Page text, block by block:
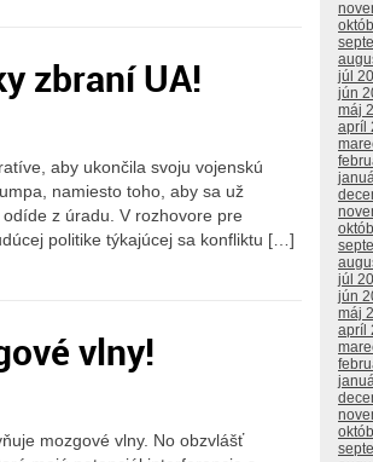
zbraní UA!
aby ukončila svoju vojenskú
namiesto toho, aby sa už
z úradu. V rozhovore pre
politike týkajúcej sa konfliktu […]
vlny!
mozgové vlny. No obzvlášť
júl
jún
máj
apríl
júl
jún
máj
apríl